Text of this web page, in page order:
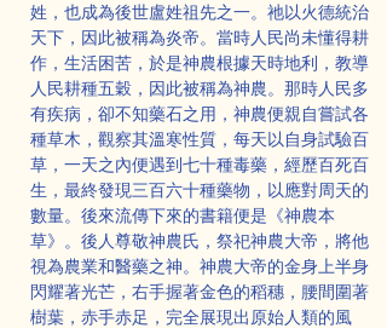
姓，也成為後世盧姓祖先之一。祂以火德統治
天下，因此被稱為炎帝。當時人民尚未懂得耕
作，生活困苦，於是神農根據天時地利，教導
人民耕種五穀，因此被稱為神農。那時人民多
有疾病，卻不知藥石之用，神農便親自嘗試各
種草木，觀察其溫寒性質，每天以自身試驗百
草，一天之內便遇到七十種毒藥，經歷百死百
生，最終發現三百六十種藥物，以應對周天的
數量。後來流傳下來的書籍便是《神農本
草》。後人尊敬神農氏，祭祀神農大帝，將他
視為農業和醫藥之神。神農大帝的金身上半身
閃耀著光芒，右手握著金色的稻穗，腰間圍著
樹葉，赤手赤足，完全展現出原始人類的風